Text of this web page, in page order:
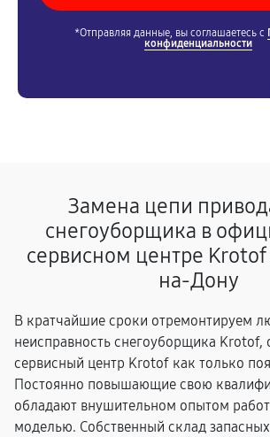
*Отправляя данные, вы соглашаетесь с
конфиденциальности
Замена цепи
снегоуборщика в
сервисном центре Krotof
на-Дону
В кратчайшие сроки отремонтируем
неисправность снегоуборщика Krotof,
сервисный центр Krotof как только
Постоянно повышающие свою
обладают внушительном опытом
моделью. Собственный склад